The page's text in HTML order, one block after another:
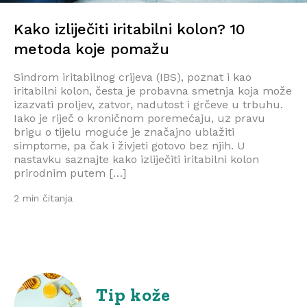
Kako izliječiti iritabilni kolon? 10
metoda koje pomažu
Sindrom iritabilnog crijeva (IBS), poznat i kao
iritabilni kolon, česta je probavna smetnja koja može
izazvati proljev, zatvor, nadutost i grčeve u trbuhu.
Iako je riječ o kroničnom poremećaju, uz pravu
brigu o tijelu moguće je značajno ublažiti
simptome, pa čak i živjeti gotovo bez njih. U
nastavku saznajte kako izliječiti iritabilni kolon
prirodnim putem […]
2 min čitanja
Tip kože